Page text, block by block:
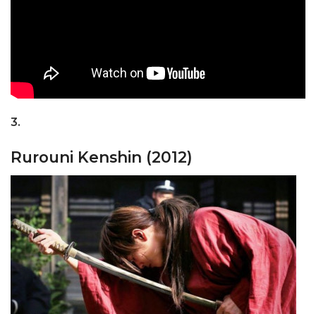
3.
Rurouni Kenshin (2012)